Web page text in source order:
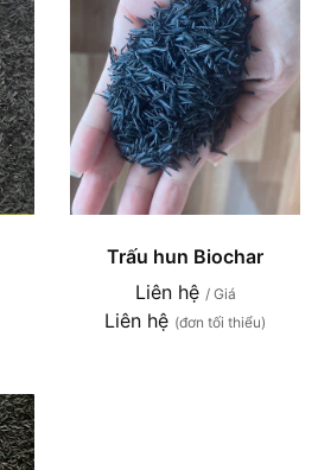
Trấu hun Biochar
Liên hệ / Giá
Liên hệ (đơn tối thiểu)